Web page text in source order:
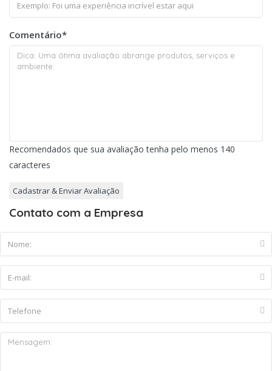
Comentário*
Recomendados que sua avaliação tenha pelo menos 140
caracteres
Contato com a Empresa